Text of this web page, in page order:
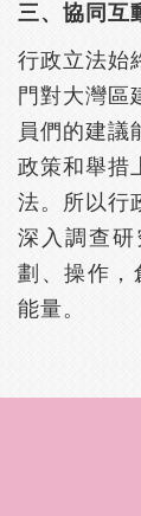
三、協同互
行政立法始
門對大灣區
員們的建議
政策和舉措
法。所以行
深入調查
劃、操作，
能量。